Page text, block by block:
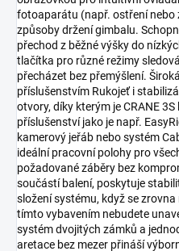
fotoaparátu (např. ostření nebo
způsoby držení gimbalu.
přechod z běžné výšky do
tlačítka pro různé režimy
přecházet bez přemýšlení.
příslušenstvím Rukojeť i
otvory, díky kterým je CRANE
příslušenství jako je např.
kamerový jeřáb nebo systém
ideální pracovní polohy pro
požadované záběry bez
součástí balení, poskytuje
složení systému, když se
tímto vybavením nebudete
systém dvojitých zámků a
aretace bez mezer přináší